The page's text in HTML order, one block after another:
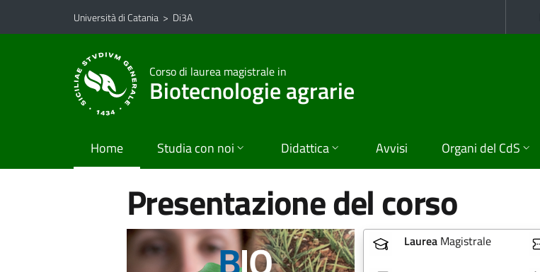
Vai al contenuto principale
Vai al menu di navigazione
Università di Catania > Di3A
Corso di laurea magistrale in
Biotecnologie agrarie
Home Studia con noi Didattica Avvisi Organi del CdS
Presentazione del corso
Laurea Magistrale